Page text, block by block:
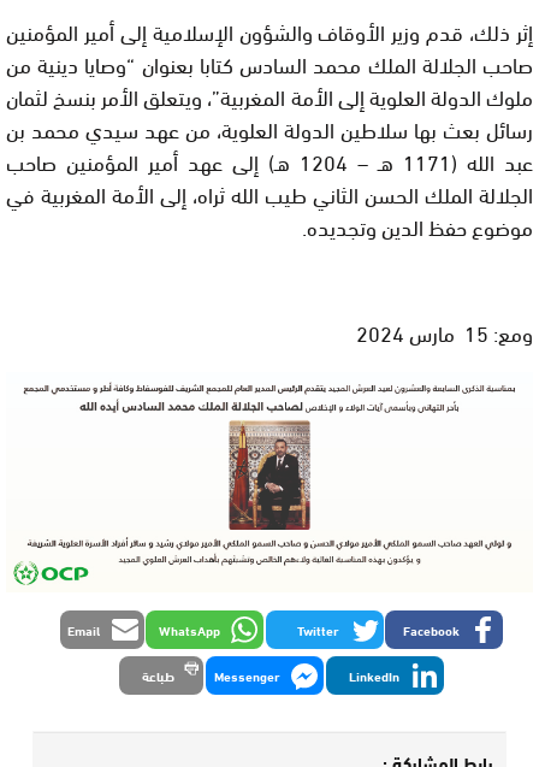
إثر ذلك، قدم وزير الأوقاف والشؤون الإسلامية إلى أمير المؤمنين
صاحب الجلالة الملك محمد السادس كتابا بعنوان “وصايا دينية من
ملوك الدولة العلوية إلى الأمة المغربية”، ويتعلق الأمر بنسخ لثمان
رسائل بعث بها سلاطين الدولة العلوية، من عهد سيدي محمد بن
عبد الله (1171 هـ – 1204 هـ) إلى عهد أمير المؤمنين صاحب
الجلالة الملك الحسن الثاني طيب الله ثراه، إلى الأمة المغربية في
موضوع حفظ الدين وتجديده.
ومع: 15 مارس 2024
Facebook
Twitter
WhatsApp
Email
LinkedIn
Messenger طباعة